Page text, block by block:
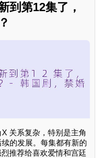
到第12集了，
关系复杂，特别是主角
的发展。每集都有新的
推荐给喜欢爱情和宫廷